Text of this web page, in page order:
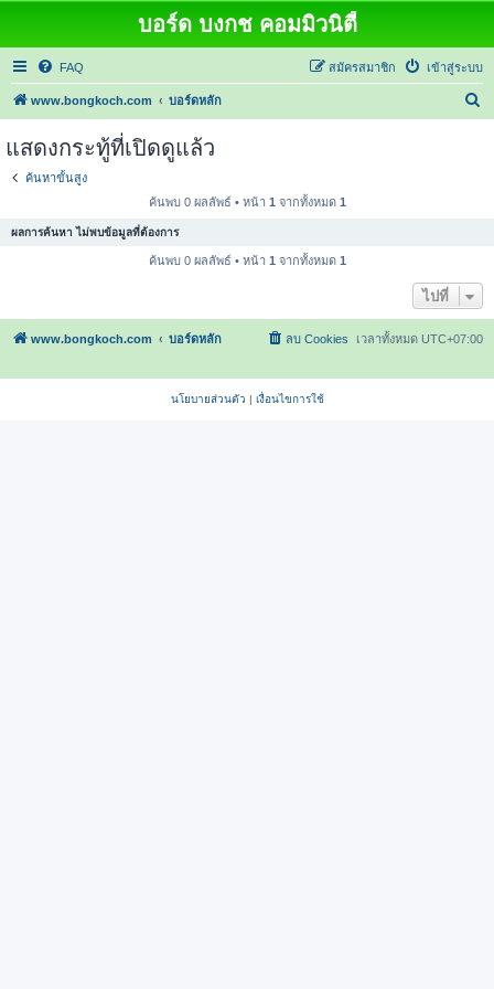
บอร์ด บงกช คอมมิวนิตี้
FAQ เข้าสู่ระบบ
สมัครสมาชิก
www.bongkoch.com บอร์ดหลัก
แสดงกระทู้ที่เปิดดูแล้ว
ค้นหาขั้นสูง
ค้นพบ 0 ผลลัพธ์ • หน้า 1 จากทั้งหมด 1
ผลการค้นหา ไม่พบข้อมูลที่ต้องการ
ค้นพบ 0 ผลลัพธ์ • หน้า 1 จากทั้งหมด 1
ไปที่
www.bongkoch.com บอร์ดหลัก เวลาทั้งหมด UTC+07:00
ลบ Cookies
นโยบายส่วนตัว | เงื่อนไขการใช้